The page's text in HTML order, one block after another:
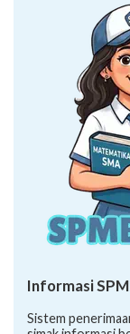
Informasi
Sistem